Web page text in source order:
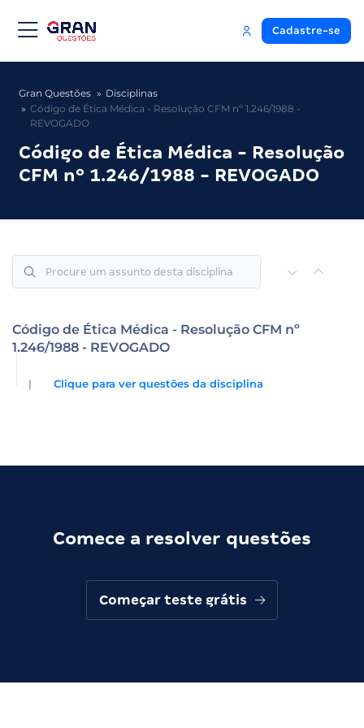
Cadastre-se
Gran Questões
Disciplinas
Código de Ética Médica - Resolução CFM nº 1.246/1988 -
REVOGADO
Código de Ética Médica - Resolução
CFM nº 1.246/1988 - REVOGADO
Código de Ética Médica - Resolução CFM nº
1.246/1988 - REVOGADO
| Clique para ver questões da disciplina
Comece a resolver questões
Começar teste grátis